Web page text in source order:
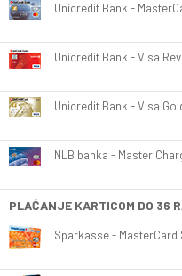
Unicredit Bank -
Unicredit Bank - Visa
Unicredit Bank - Visa
NLB banka - Master
PLAĆANJE KARTICOM DO 36
Sparkasse - MasterCard